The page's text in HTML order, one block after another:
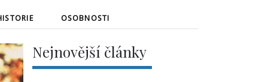
OSOBNOSTI
Nejnovější články